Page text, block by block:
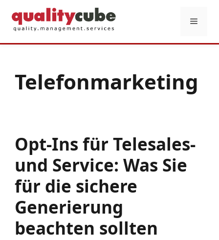
Inhalt
springen
Menü
Telefonmarketing
Opt-Ins für Telesales-
und Service: Was Sie
für die sichere
Generierung
beachten sollten